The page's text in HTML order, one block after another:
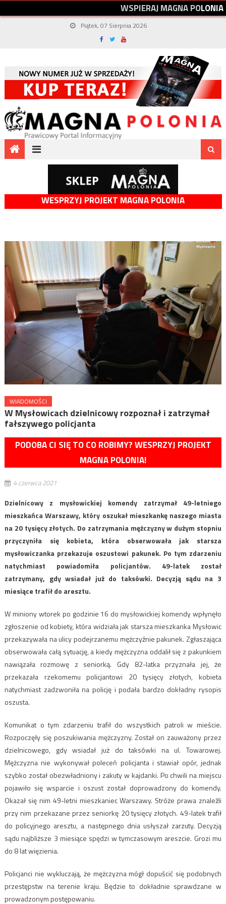
WSPIERAJMAGNAPOLONIA
Piątek, 07 Sierpnia 2026
WESPRZYJ PROJEKT MAGNA POLONIA
WIADOMOŚCI
W Mysłowicach dzielnicowy rozpoznał i zatrzymał
fałszywego policjanta
PODOBA CI SIĘ TO CO ROBIMY? WESPRZYJ PROJEKT
MAGNA POLONIA!
4 czerwca 2021
Dzielnicowy z mysłowickiej komendy zatrzymał 49-letniego
mieszkańca Warszawy, który oszukał mieszkankę naszego miasta
na 20 tysięcy złotych. Do zatrzymania mężczyzny w dużym stopniu
przyczyniła się kobieta, która obserwowała jak starsza
mysłowiczanka przekazuje oszustowi pakunek. Po tym zdarzeniu
natychmiast powiadomiła policjantów. 49-latek został
zatrzymany, gdy wsiadał już do taksówki. Decyzją sądu na 3
miesiące trafił do aresztu.
W miniony wtorek po godzinie 16 do mysłowickiej komendy wpłynęło
zgłoszenie od kobiety, która widziała jak starsza mieszkanka Mysłowic
przekazywała na ulicy podejrzanemu mężczyźnie pakunek. Zgłaszająca
obserwowała całą sytuację, a kiedy mężczyzna oddalił się z pakunkiem
nawiązała rozmowę z seniorką. Gdy 82-latka przyznała jej, że
przekazała rzekomemu policjantowi 20 tysięcy złotych, kobieta
natychmiast zadzwoniła na policję i podała bardzo dokładny rysopis
oszusta.
Komunikat o tym zdarzeniu trafił do wszystkich patroli w mieście.
Rozpoczęły się poszukiwania mężczyzny. Został on zauważony przez
dzielnicowego, gdy wsiadał już do taksówki na ul. Towarowej.
Mężczyzna nie wykonywał poleceń policjanta i stawiał opór, jednak
szybko został obezwładniony i zakuty w kajdanki. Po chwili na miejscu
pojawiło się wsparcie i oszust został doprowadzony do komendy.
Okazał się nim 49-letni mieszkaniec Warszawy. Stróże prawa znaleźli
przy nim przekazane przez seniorkę 20 tysięcy złotych. 49-latek trafił
do policyjnego aresztu, a następnego dnia usłyszał zarzuty. Decyzją
sądu najbliższe 3 miesiące spędzi w tymczasowym areszcie. Grozi mu
do 8 lat więzienia.
Policjanci nie wykluczają, że mężczyzna mógł dopuścić się podobnych
przestępstw na terenie kraju. Będzie to dokładnie sprawdzane w
prowadzonym postępowaniu.